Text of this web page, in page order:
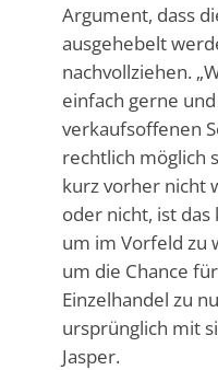
Argument, dass
ausgehebelt
nachvollziehen.
einfach gerne
verkaufsoffenen
rechtlich möglich
kurz vorher nicht
oder nicht, ist das
um im Vorfeld zu
um die Chance
Einzelhandel zu
ursprünglich mit
Jasper.